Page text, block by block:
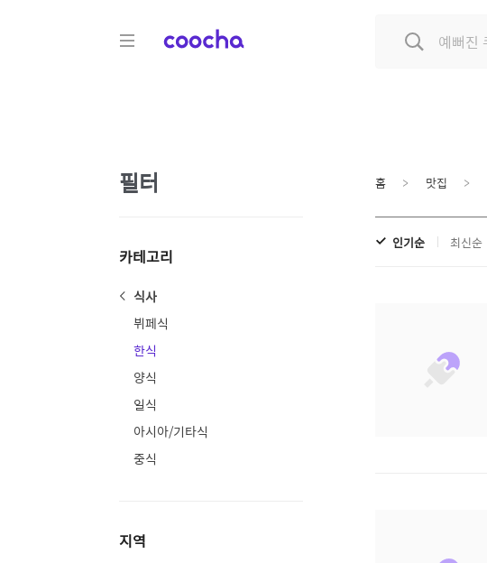
COOCHA
필터
카테고리
식사
뷔페식
한식
양식
일식
아시아/기타식
중식
지역
홈 맛집
인기순 최신순